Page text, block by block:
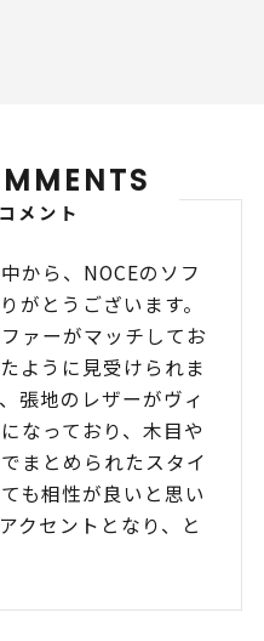
メント
から、NOCEのソフ
がとうございます。
ァーがマッチしてお
ように見受けられま
張地のレザーがヴィ
なっており、木目や
まとめられたスタイ
も相性が良いと思い
クセントとなり、と